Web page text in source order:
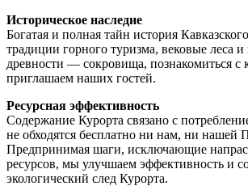
Историческое наследие
Богатая и полная тайн история
традиции горного туризма, вековые леса
древности — сокровища, познакомиться
приглашаем наших гостей.
Ресурсная эффективность
Содержание Курорта связано с
не обходятся бесплатно ни нам, ни нашей
Предпринимая шаги, исключающие
ресурсов, мы улучшаем эффективность и
экологический след Курорта.